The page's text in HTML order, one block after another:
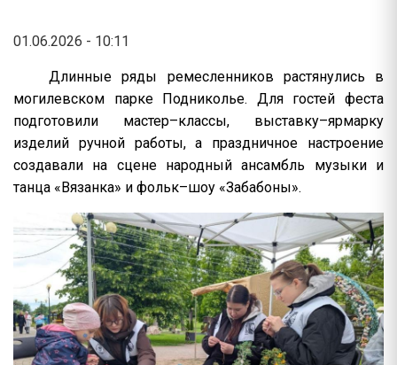
01.06.2026 - 10:11
Длинные ряды ремесленников растянулись в
могилевском парке Подниколье. Для гостей феста
подготовили мастер–классы, выставку–ярмарку
изделий ручной работы, а праздничное настроение
создавали на сцене народный ансамбль музыки и
танца «Вязанка» и фольк–шоу «Забабоны».